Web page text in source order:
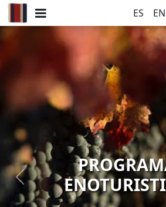
ES EN
Previous